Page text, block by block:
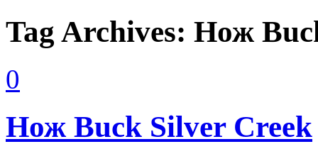
Tag Archives: Нож
0
Нож Buck Silver Creek